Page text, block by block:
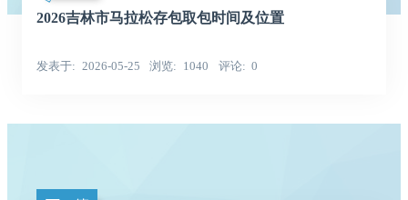
2026吉林市马拉松存包取包时间及位置
发表于 2026-05-25 浏览 1040 评论 0